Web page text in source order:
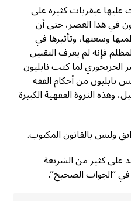
عليها عبقريات كثيرة على
في هذا العصر، حتى أن
وسعتها، وتأثيرها في
فإنه لم يعرف التقنين
الجريجوري لما كتب نابليون
نابليون من أحكام الفقه
وهذه الثروة الفقهية الكبيرة
وليس بالقانون المكتوب.
على كثير من الشريعة
في “الجواب الصحيح”.